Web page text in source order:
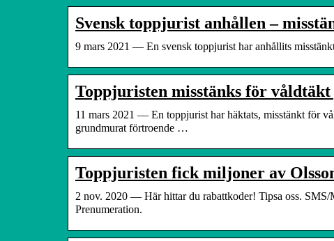
Svensk toppjurist anhållen –
9 mars 2021 — En svensk toppjurist har anhållits
Toppjuristen misstänks för våldtäkt
11 mars 2021 — En toppjurist har häktats, misstänkt för
grundmurat förtroende …
Toppjuristen fick miljoner av
2 nov. 2020 — Här hittar du rabattkoder! Tipsa oss. SMS/
Prenumeration.